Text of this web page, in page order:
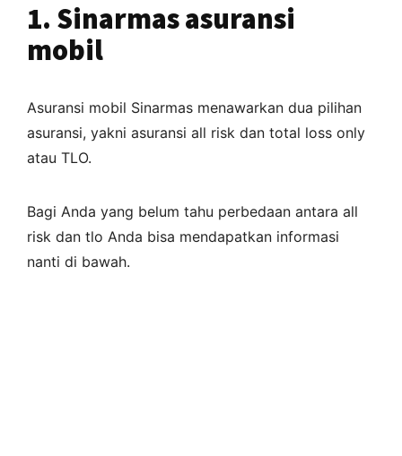
1. Sinarmas asuransi
mobil
Asuransi mobil Sinarmas menawarkan dua pilihan
asuransi, yakni asuransi all risk dan total loss only
atau TLO.
Bagi Anda yang belum tahu perbedaan antara all
risk dan tlo Anda bisa mendapatkan informasi
nanti di bawah.